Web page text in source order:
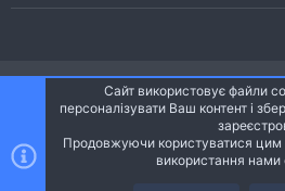
Ніч
Українська (UA)
Community platform by XenForo® © 2010-
Community platform by XenForo © 2010-
Сайт використовує файли
персоналізувати Ваш контент і
Продовжуючи користуватися цим
використання нами